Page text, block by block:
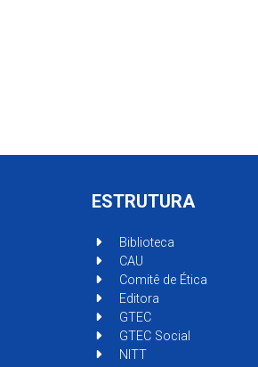
ESTRUTURA
Biblioteca
CAU
Comitê de Ética
Editora
GTEC
GTEC Social
NITT